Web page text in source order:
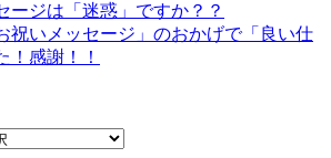
ージは「迷惑」ですか？？
祝いメッセージ」のおかげで「良い仕
！感謝！！